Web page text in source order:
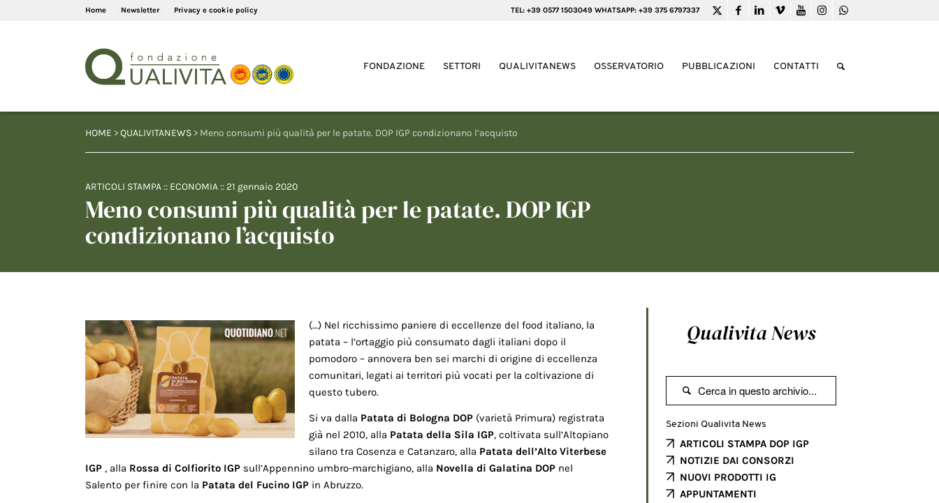
Home Newsletter Privacy e cookie policy TEL: +39 0577 1503049 WHATSAPP: +39 375 6797337
FONDAZIONE SETTORI QUALIVITANEWS OSSERVATORIO PUBBLICAZIONI CONTATTI
HOME >QUALIVITANEWS > Meno consumi più qualità per le patate. DOP IGP condizionano l’acquisto
ARTICOLI STAMPA :: ECONOMIA :: 21 gennaio 2020
Meno consumi più qualità per le patate. DOP IGP
condizionano l’acquisto
(…) Nel ricchissimo paniere di eccellenze del food italiano, la
patata – l’ortaggio più consumato dagli italiani dopo il
pomodoro – annovera ben sei marchi di origine di eccellenza
comunitari, legati ai territori più vocati per la coltivazione di
questo tubero.
Si va dalla Patata di Bologna DOP (varietà Primura) registrata
già nel 2010, alla Patata della Sila IGP, coltivata sull’Altopiano
silano tra Cosenza e Catanzaro, alla Patata dell’Alto Viterbese
IGP , alla Rossa di Colfiorito IGP sull’Appennino umbro-marchigiano, alla Novella di Galatina DOP nel
Salento per finire con la Patata del Fucino IGP in Abruzzo.
Qualivita News

Sezioni Qualivita News
ARTICOLI STAMPA DOP IGP
NOTIZIE DAI CONSORZI
NUOVI PRODOTTI IG
APPUNTAMENTI